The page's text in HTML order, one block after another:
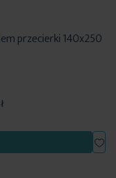
przecierki 140x250